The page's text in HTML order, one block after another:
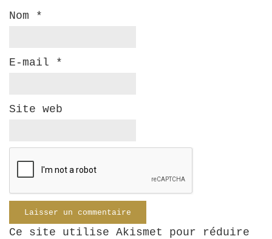
Nom *
E-mail *
Site web
Ce site utilise Akismet pour réduire